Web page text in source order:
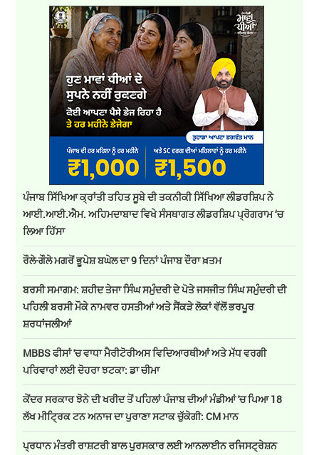
ਪੰਜਾਬ ਸਿੱਖਿਆ ਕ੍ਰਾਂਤੀ ਤਹਿਤ ਸੂਬੇ ਦੀ ਤਕਨੀਕੀ ਸਿੱਖਿਆ ਲੀਡਰਸ਼ਿਪ ਨੇ
ਆਈ.ਆਈ.ਐਮ. ਅਹਿਮਦਾਬਾਦ ਵਿਖੇ ਸੰਸਥਾਗਤ ਲੀਡਰਸ਼ਿਪ ਪ੍ਰੋਗਰਾਮ ‘ਚ
ਲਿਆ ਹਿੱਸਾ
ਰੌਲੇ-ਗੌਲੇ ਮਗਰੋਂ ਭੂਪੇਸ਼ ਬਘੇਲ ਦਾ 9 ਦਿਨਾਂ ਪੰਜਾਬ ਦੌਰਾ ਖ਼ਤਮ
ਬਰਸੀ ਸਮਾਗਮ: ਸ਼ਹੀਦ ਤੇਜਾ ਸਿੰਘ ਸਮੁੰਦਰੀ ਦੇ ਪੋਤੇ ਜਸਜੀਤ ਸਿੰਘ ਸਮੁੰਦਰੀ ਦੀ
ਪਹਿਲੀ ਬਰਸੀ ਮੌਕੇ ਨਾਮਵਰ ਹਸਤੀਆਂ ਅਤੇ ਸੈਂਕੜੇ ਲੋਕਾਂ ਵੱਲੋਂ ਭਰਪੂਰ
ਸ਼ਰਧਾਂਜਲੀਆਂ
MBBS ਫੀਸਾਂ 'ਚ ਵਾਧਾ ਮੈਰੀਟੋਰੀਅਸ ਵਿਦਿਆਰਥੀਆਂ ਅਤੇ ਮੱਧ ਵਰਗੀ
ਪਰਿਵਾਰਾਂ ਲਈ ਦੋਹਰਾ ਝਟਕਾ: ਡਾ ਚੀਮਾ
ਕੇਂਦਰ ਸਰਕਾਰ ਝੋਨੇ ਦੀ ਖਰੀਦ ਤੋਂ ਪਹਿਲਾਂ ਪੰਜਾਬ ਦੀਆਂ ਮੰਡੀਆਂ 'ਚ ਪਿਆ 18
ਲੱਖ ਮੀਟ੍ਰਿਕ ਟਨ ਅਨਾਜ ਦਾ ਪੁਰਾਣਾ ਸਟਾਕ ਚੁੱਕੇਗੀ: CM ਮਾਨ
ਪ੍ਰਧਾਨ ਮੰਤਰੀ ਰਾਸ਼ਟਰੀ ਬਾਲ ਪੁਰਸਕਾਰ ਲਈ ਆਨਲਾਈਨ ਰਜਿਸਟ੍ਰੇਸ਼ਨ